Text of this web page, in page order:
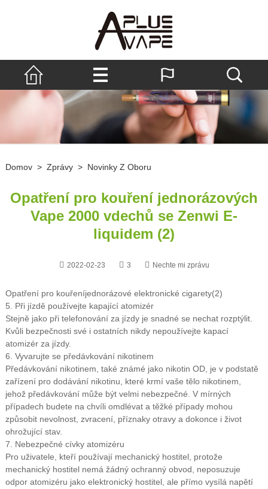
Domov > Zprávy > Novinky Z Oboru
Opatření pro kouření jednorázových
Vape 2000 vdechů se Zenwi E-
liquidem (2)
2022-02-23 3 Nechte mi zprávu
Opatření pro kouřeníjednorázové elektronické cigarety(2)
5. Při jízdě používejte kapající atomizér
Stejně jako při telefonování za jízdy je snadné se nechat rozptýlit.
Kvůli bezpečnosti své i ostatních nikdy nepoužívejte kapací
atomizér za jízdy.
6. Vyvarujte se předávkování nikotinem
Předávkování nikotinem, také známé jako nikotin OD, je v podstatě
zařízení pro dodávání nikotinu, které krmí vaše tělo nikotinem,
jehož předávkování může být velmi nebezpečné. V mírných
případech budete na chvíli omdlévat a těžké případy mohou
způsobit nevolnost, zvracení, příznaky otravy a dokonce i život
ohrožující stav.
7. Nebezpečné cívky atomizéru
Pro uživatele, kteří používají mechanický hostitel, protože
mechanický hostitel nemá žádný ochranný obvod, neposuzuje
odpor atomizéru jako elektronický hostitel, ale přímo vysílá napětí